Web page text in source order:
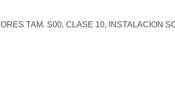
TAM. S00, CLASE 10, INSTALACION